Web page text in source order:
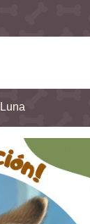
Luna